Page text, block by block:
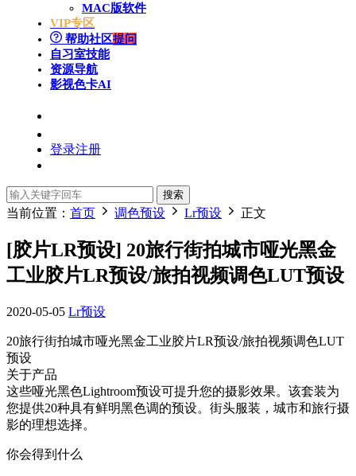
MAC版软件
VIP专区
帮助社区提问
自习室技能
资源导航
影视色卡AI
登录注册
搜索
当前位置： 首页 调色预设 Lr预设 正文
[胶片LR预设] 20旅行街拍城市哑光黑金
工业胶片LR预设/旅拍视频调色LUT预设
2020-05-05 Lr预设
20旅行街拍城市哑光黑金工业胶片LR预设/旅拍视频调色LUT
预设
关于产品
这些哑光黑色Lightroom预设可提升您的摄影效果。该套装为
您提供20种具有鲜明黑色调的预设。街头服装，城市和旅行摄
影的理想选择。
你会得到什么